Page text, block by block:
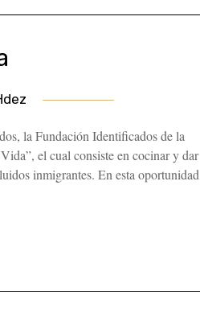
la Fundación Identificados de la
el cual consiste en cocinar y dar
inmigrantes. En esta oportunidad